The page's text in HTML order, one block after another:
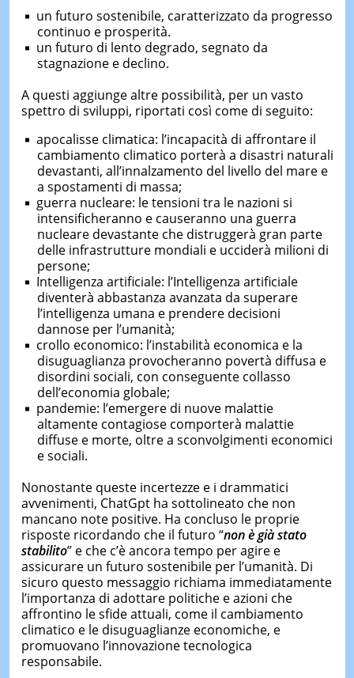
un futuro sostenibile, caratterizzato da progresso
continuo e prosperità.
un futuro di lento degrado, segnato da
stagnazione e declino.
A questi aggiunge altre possibilità, per un vasto
spettro di sviluppi, riportati così come di seguito:
apocalisse climatica: l’incapacità di affrontare il
cambiamento climatico porterà a disastri naturali
devastanti, all’innalzamento del livello del mare e
a spostamenti di massa;
guerra nucleare: le tensioni tra le nazioni si
intensificheranno e causeranno una guerra
nucleare devastante che distruggerà gran parte
delle infrastrutture mondiali e ucciderà milioni di
persone;
Intelligenza artificiale: l’Intelligenza artificiale
diventerà abbastanza avanzata da superare
l’intelligenza umana e prendere decisioni
dannose per l’umanità;
crollo economico: l’instabilità economica e la
disuguaglianza provocheranno povertà diffusa e
disordini sociali, con conseguente collasso
dell’economia globale;
pandemie: l’emergere di nuove malattie
altamente contagiose comporterà malattie
diffuse e morte, oltre a sconvolgimenti economici
e sociali.
Nonostante queste incertezze e i drammatici
avvenimenti, ChatGpt ha sottolineato che non
mancano note positive. Ha concluso le proprie
risposte ricordando che il futuro “non è già stato
stabilito” e che c’è ancora tempo per agire e
assicurare un futuro sostenibile per l’umanità. Di
sicuro questo messaggio richiama immediatamente
l’importanza di adottare politiche e azioni che
affrontino le sfide attuali, come il cambiamento
climatico e le disuguaglianze economiche, e
promuovano l’innovazione tecnologica
responsabile.